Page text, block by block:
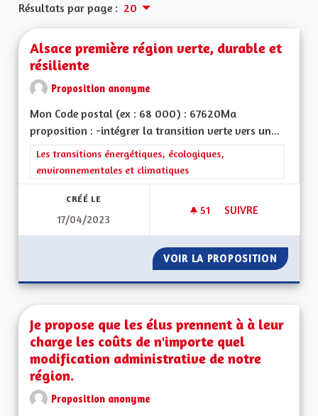
Résultats par page : 20
Alsace première région verte, durable et
résiliente
Proposition anonyme
Mon Code postal (ex : 68 000) : 67620Ma
proposition : -intégrer la transition verte vers un...
Filtrer les résultats de la catégorie : Les transitions
Les transitions énergétiques, écologiques,
environnementales et climatiques
CRÉÉ LE
17/04/2023
51 51 ABONNÉS
SUIVRE
VOIR LA PROPOSITION
Je propose que les élus prennent à à leur
charge les coûts de n'importe quel
modification administrative de notre
région.
Proposition anonyme